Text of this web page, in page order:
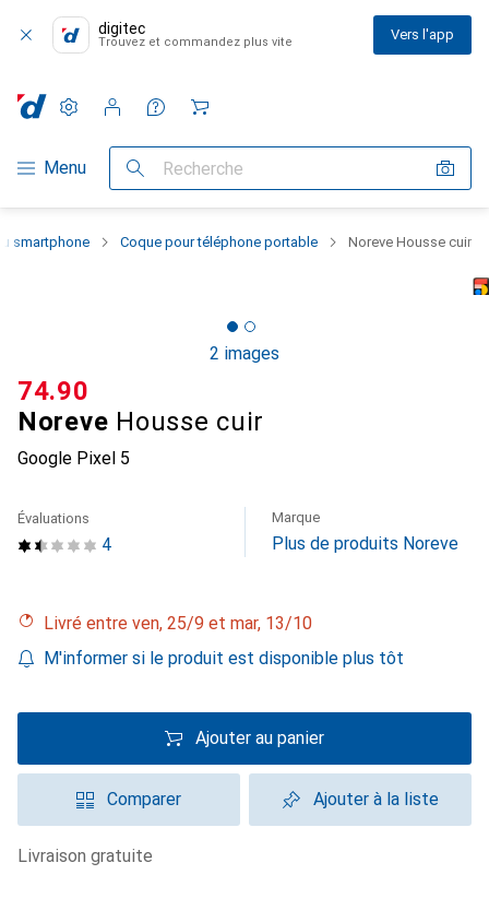
digitec
Trouvez et commandez plus vite Vers l'app
Navigation par catégorie
Menu Recherche
Paramètres
Compte client
Listes de comparaison
Listes d'envies
Panier
smartphone Coque pour téléphone portable Noreve Housse cuir
2 images
Noreve Housse cuir
Google Pixel 5
CHF
74.90
4
Évaluations Marque
Plus de produits Noreve
Livré entre ven, 25/9 et mar, 13/10
M'informer si le produit est disponible plus tôt
Ajouter au panier
Comparer Ajouter à la liste
livraison gratuite